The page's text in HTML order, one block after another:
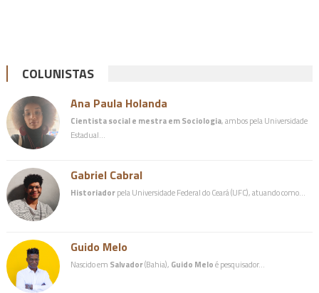
COLUNISTAS
Ana Paula Holanda
Cientista social e mestra em Sociologia, ambos pela Universidade
Estadual…
Gabriel Cabral
Historiadorpela Universidade Federal do Ceará (UFC), atuando como…
Guido Melo
Nascido em Salvador(Bahia), Guido Meloé pesquisador…